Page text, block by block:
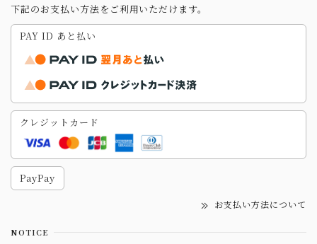
下記のお支払い方法をご利用いただけます。
PAY ID あと払い
クレジットカード
PayPay
お支払い方法について
NOTICE